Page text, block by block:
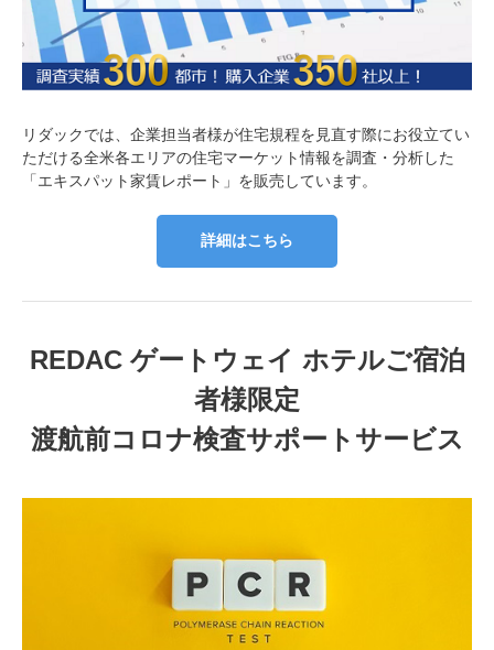
リダックでは、企業担当者様が住宅規程を見直す際にお役立てい
ただける全米各エリアの住宅マーケット情報を調査・分析した
「エキスパット家賃レポート」を販売しています。
詳細はこちら
REDAC ゲートウェイ ホテルご宿泊
者様限定
渡航前コロナ検査サポートサービス